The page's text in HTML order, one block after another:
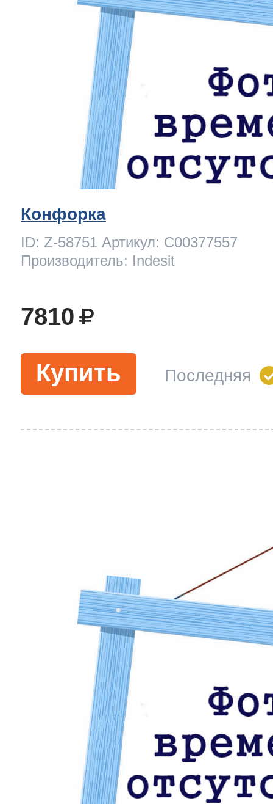
Конфорка
ID: Z-58751 Артикул: C00377557
Производитель: Indesit
7810
Купить Последняя